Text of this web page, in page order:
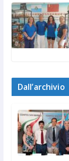
Dall’archivio